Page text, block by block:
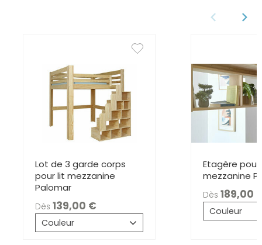
Lot de 3 garde corps
pour lit mezzanine
Palomar
Dès 139,00
Couleur
Etagère pour
mezzanine
Dès
Couleur